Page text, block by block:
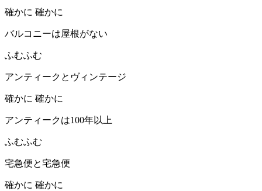
確かに 確かに
バルコニーは屋根がない
ふむふむ
アンティークとヴィンテージ
確かに 確かに
アンティークは100年以上
ふむふむ
宅急便と宅急便
確かに 確かに